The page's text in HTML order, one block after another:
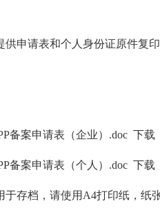
申请表和个人身份证原件复印
备案申请表（企业）.doc 下载
备案申请表（个人）.doc 下载
于存档，请使用A4打印纸，纸